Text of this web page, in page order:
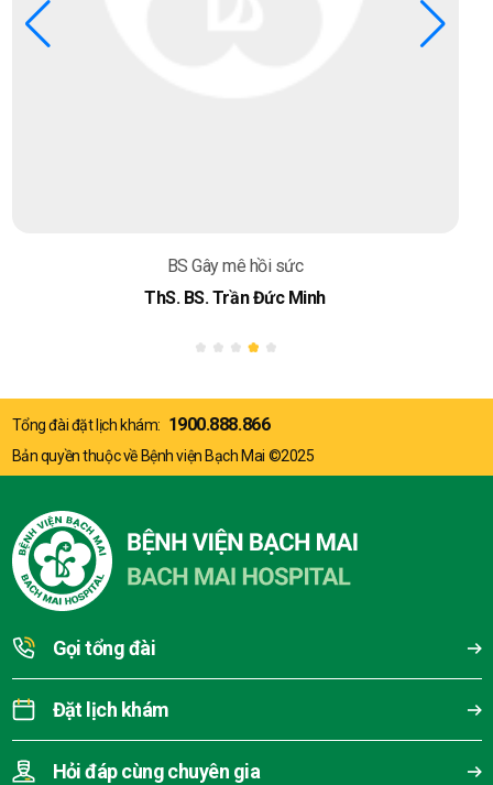
BS Gây mê hồi sức
ThS. BS. Trần Đức Minh
Tổng đài đặt lịch khám: 1900.888.866
Bản quyền thuộc về Bệnh viện Bạch Mai ©2025
Gọi tổng đài
Đặt lịch khám
Hỏi đáp cùng chuyên gia